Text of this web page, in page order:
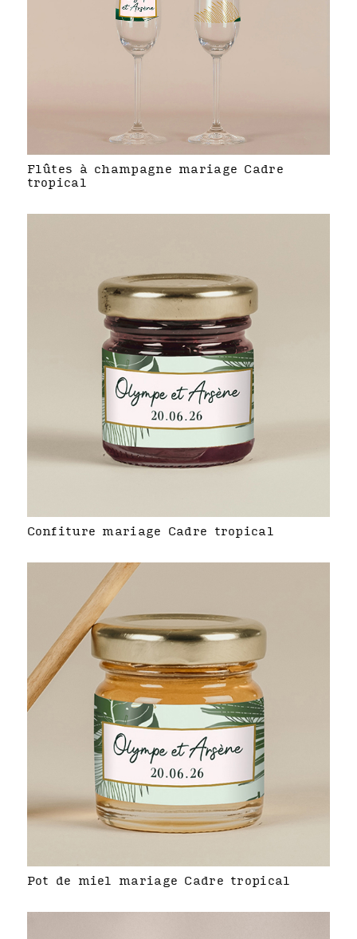
Flûtes à champagne mariage Cadre
tropical
Confiture mariage Cadre tropical
Pot de miel mariage Cadre tropical